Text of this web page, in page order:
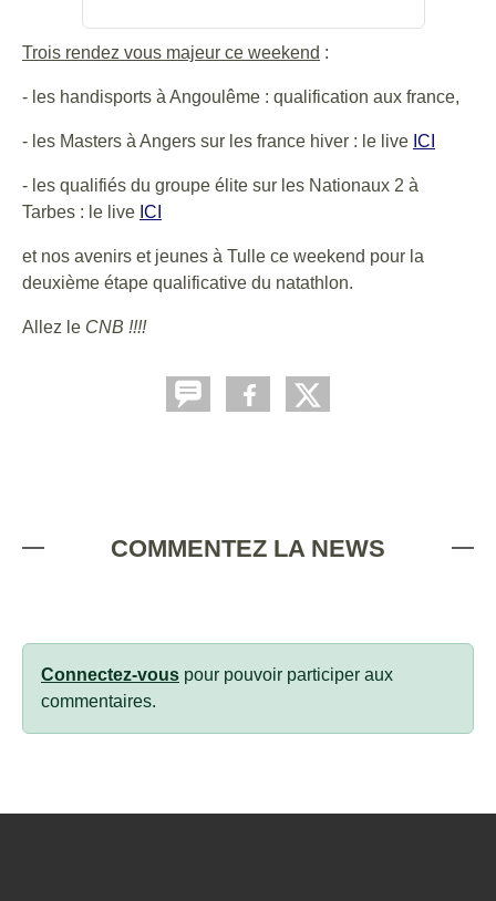
Trois rendez vous majeur ce weekend :
- les handisports à Angoulême : qualification aux france,
- les Masters à Angers sur les france hiver : le live ICI
- les qualifiés du groupe élite sur les Nationaux 2 à
Tarbes : le live ICI
et nos avenirs et jeunes à Tulle ce weekend pour la
deuxième étape qualificative du natathlon.
Allez le CNB !!!!
COMMENTEZ LA NEWS
Connectez-vous pour pouvoir participer aux
commentaires.